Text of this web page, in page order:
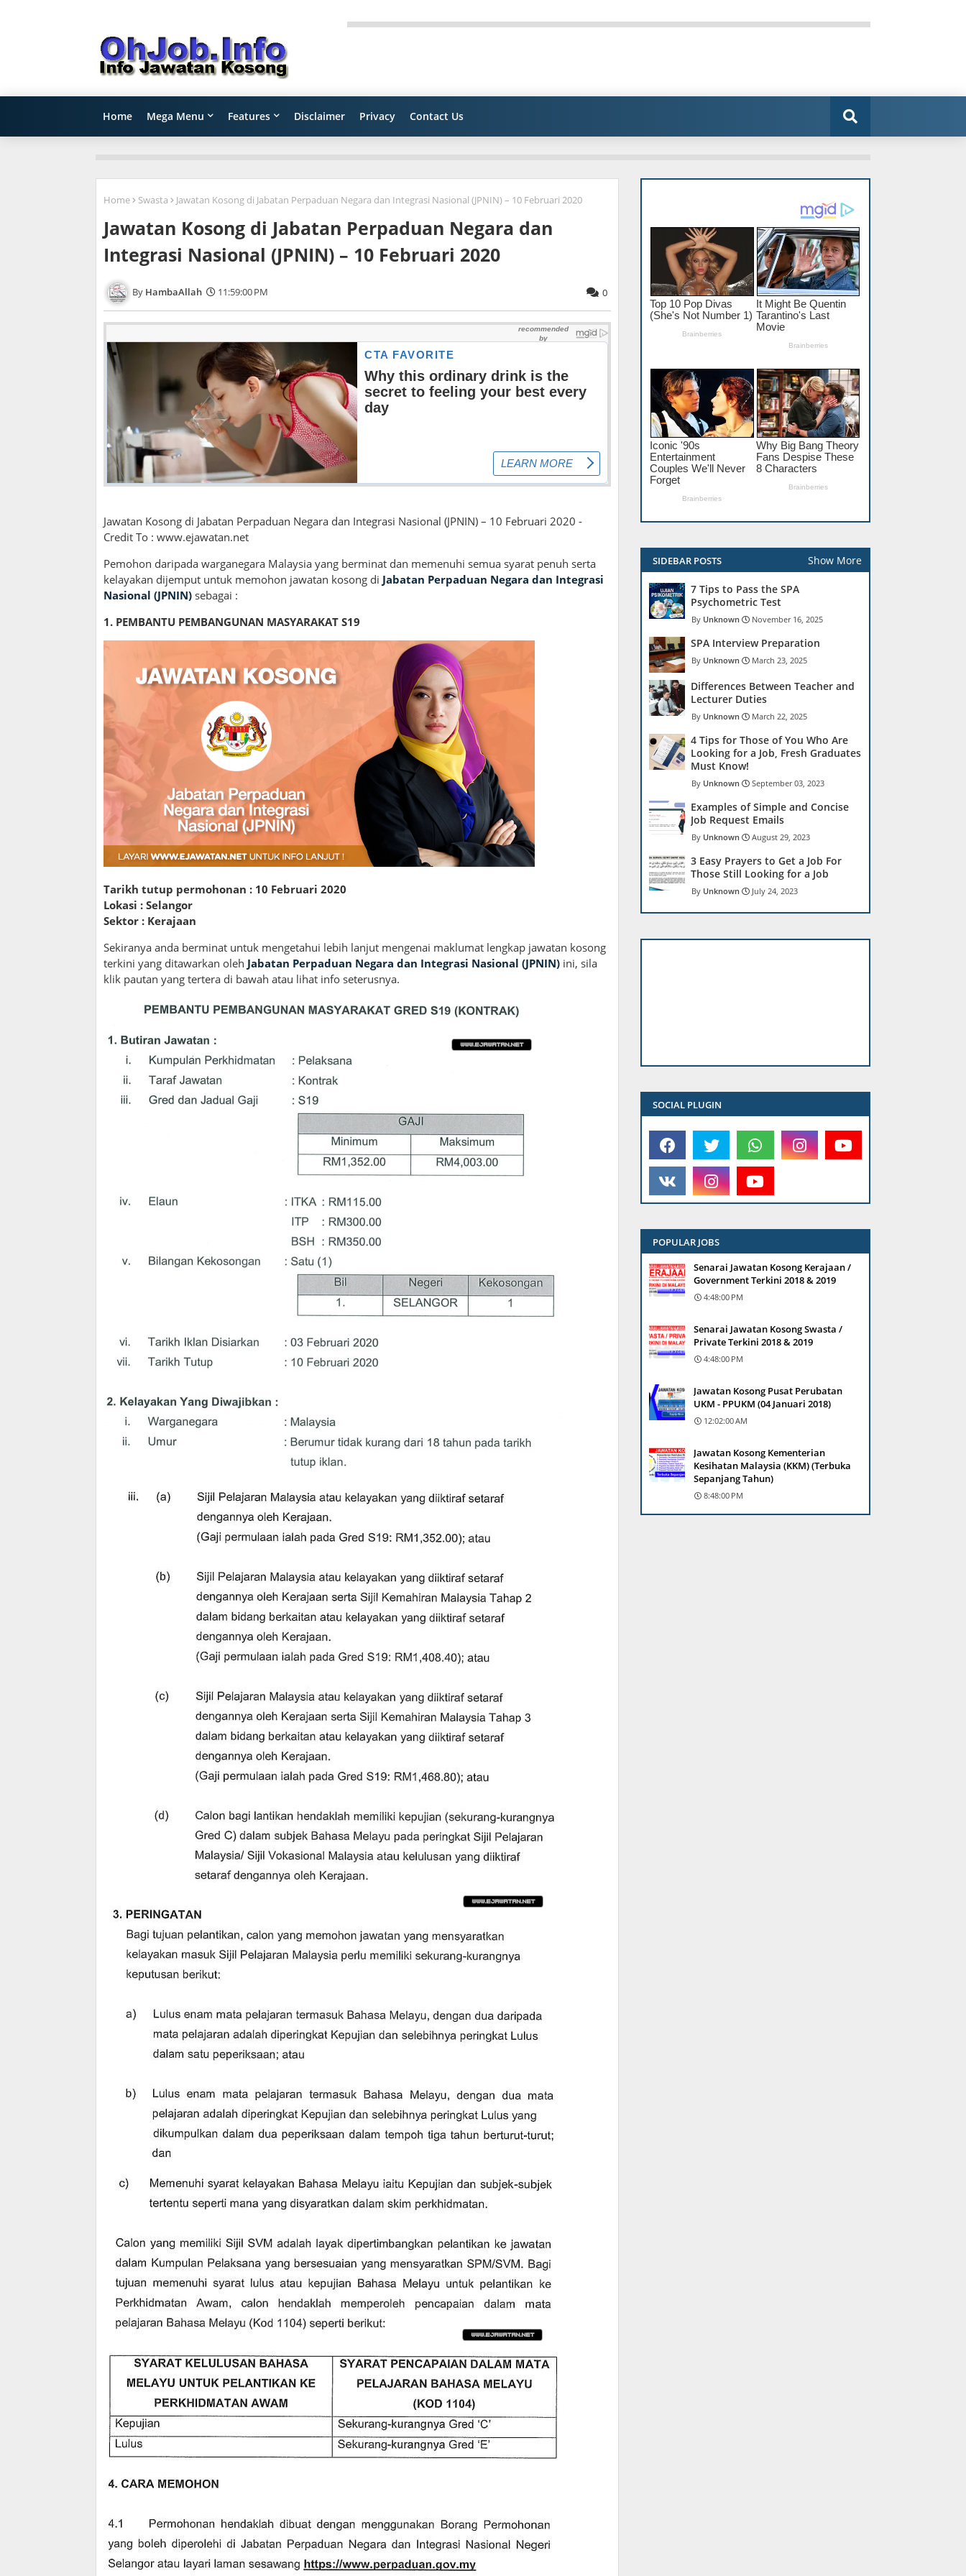
Home Mega Menu Features Disclaimer Privacy Contact Us
Home Swasta Jawatan Kosong di Jabatan Perpaduan Negara dan Integrasi Nasional (JPNIN) – 10 Februari 2020
Jawatan Kosong di Jabatan Perpaduan Negara dan
Integrasi Nasional (JPNIN) – 10 Februari 2020
HambaAllah 11:59:00 PM 0
Jawatan Kosong di Jabatan Perpaduan Negara dan Integrasi Nasional (JPNIN) – 10 Februari 2020 -
Credit To : www.ejawatan.net
Pemohon daripada warganegara Malaysia yang berminat dan memenuhi semua syarat penuh serta
kelayakan dijemput untuk memohon jawatan kosong di Jabatan Perpaduan Negara dan Integrasi
Nasional (JPNIN) sebagai :
1. PEMBANTU PEMBANGUNAN MASYARAKAT S19
Tarikh tutup permohonan : 10 Februari 2020
Lokasi : Selangor
Sektor : Kerajaan
Sekiranya anda berminat untuk mengetahui lebih lanjut mengenai maklumat lengkap jawatan kosong
terkini yang ditawarkan oleh Jabatan Perpaduan Negara dan Integrasi Nasional (JPNIN) ini, sila
klik pautan yang tertera di bawah atau lihat info seterusnya.
SIDEBAR POSTS Show More
7 Tips to Pass the SPA
Psychometric Test
Unknown November 16, 2025
SPA Interview Preparation
Unknown March 23, 2025
Differences Between Teacher and
Lecturer Duties
Unknown March 22, 2025
4 Tips for Those of You Who Are
Looking for a Job, Fresh Graduates
Must Know!
Unknown September 03, 2023
Examples of Simple and Concise
Job Request Emails
Unknown August 29, 2023
3 Easy Prayers to Get a Job For
Those Still Looking for a Job
Unknown July 24, 2023
SOCIAL PLUGIN
POPULAR JOBS
Senarai Jawatan Kosong Kerajaan /
Government Terkini 2018 & 2019
4:48:00 PM
Senarai Jawatan Kosong Swasta /
Private Terkini 2018 & 2019
4:48:00 PM
Jawatan Kosong Pusat Perubatan
UKM - PPUKM (04 Januari 2018)
12:02:00 AM
Jawatan Kosong Kementerian
Kesihatan Malaysia (KKM) (Terbuka
Sepanjang Tahun)
8:48:00 PM